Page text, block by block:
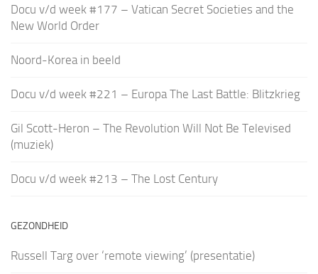
Docu v/d week #177 – Vatican Secret Societies and the
New World Order
Noord-Korea in beeld
Docu v/d week #221 – Europa The Last Battle: Blitzkrieg
Gil Scott-Heron – The Revolution Will Not Be Televised
(muziek)
Docu v/d week #213 – The Lost Century
GEZONDHEID
Russell Targ over ‘remote viewing’ (presentatie)